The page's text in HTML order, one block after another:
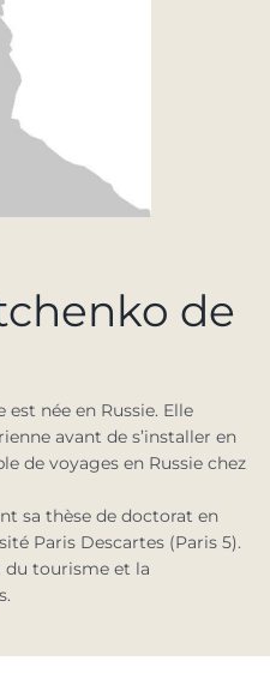
de
née en Russie. Elle
avant de s’installer en
de voyages en Russie chez
sa thèse de doctorat en
Paris Descartes (Paris 5).
du tourisme et la